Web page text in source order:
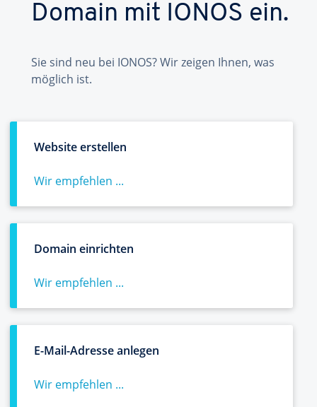
Domain mit IONOS ein.
Sie sind neu bei IONOS? Wir zeigen Ihnen, was
möglich ist.
Website erstellen
Wir empfehlen ...
Domain einrichten
Wir empfehlen ...
E-Mail-Adresse anlegen
Wir empfehlen ...